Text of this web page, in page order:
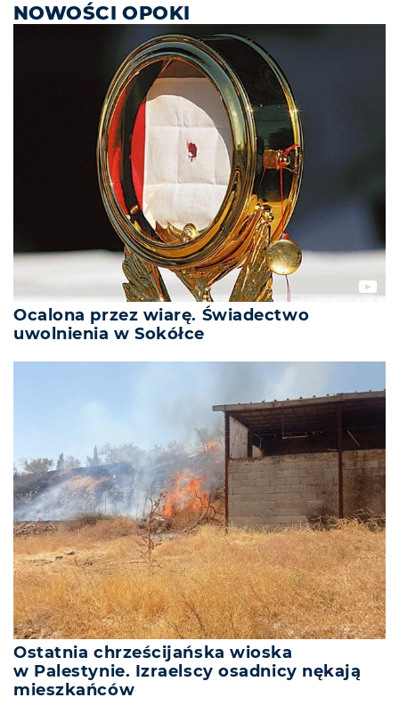
NOWOŚCI OPOKI
Ocalona przez wiarę. Świadectwo
uwolnienia w Sokółce
Ostatnia chrześcijańska wioska
w Palestynie. Izraelscy osadnicy nękają
mieszkańców